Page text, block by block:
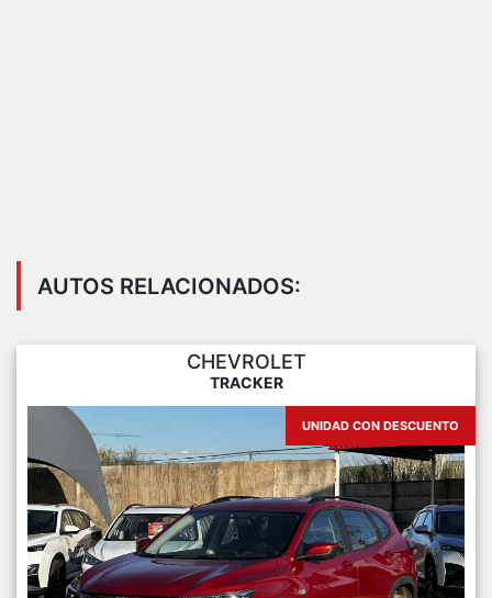
AUTOS RELACIONADOS:
CHEVROLET
TRACKER
UNIDAD CON DESCUENTO